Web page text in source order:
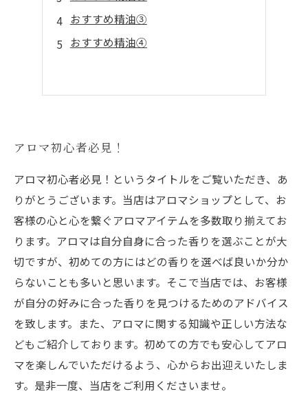
おすすめ精油③
おすすめ精油④
アロマ初心者必見！
アロマ初心者必見！というタイトルをご覧いただき、あ
りがとうございます。当店はアロマショップとして、お
客様の心と心を繋ぐアロマアイテムを多数取り揃えてお
ります。アロマは自分自身に合った香りを選ぶことが大
切ですが、初めての方にはどの香りを選べば良いか分か
らないことも多いと思います。そこで当店では、お客様
が自分の好みに合った香りを見つけるためのアドバイス
を致します。また、アロマに関する知識や正しい方法な
どもご紹介しております。初めての方でも安心してアロ
マを楽しんでいただけるよう、心からお出迎えいたしま
す。是非一度、当店をご利用くださいませ。